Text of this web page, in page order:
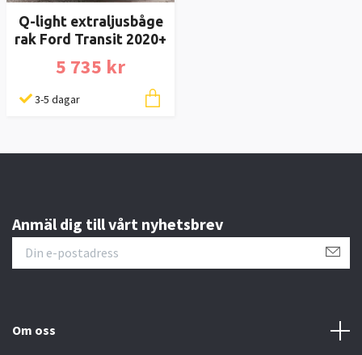
Q-light extraljusbåge
rak Ford Transit 2020+
5 735 kr
3-5 dagar
Anmäl dig till vårt nyhetsbrev
Om oss